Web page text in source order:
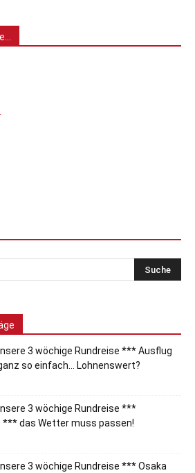
3 wöchige Rundreise *** Ausflug
so einfach… Lohnenswert?
3 wöchige Rundreise ***
*** das Wetter muss passen!
3 wöchige Rundreise *** Osaka